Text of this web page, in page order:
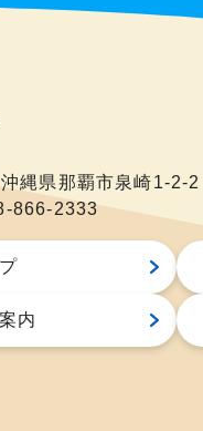
縄県那覇市泉崎1-2-2
866-2333
内